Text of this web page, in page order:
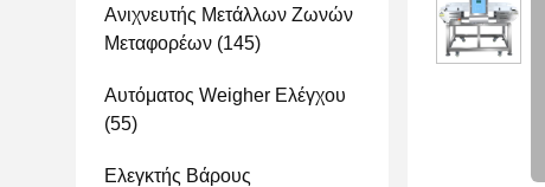
Ανιχνευτής Μετάλλων Ζωνών
Μεταφορέων (145)
Αυτόματος Weigher Ελέγχου
(55)
Ελεγκτής Βάρους